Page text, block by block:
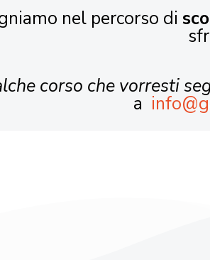
nel percorso di
corso che vorresti
a